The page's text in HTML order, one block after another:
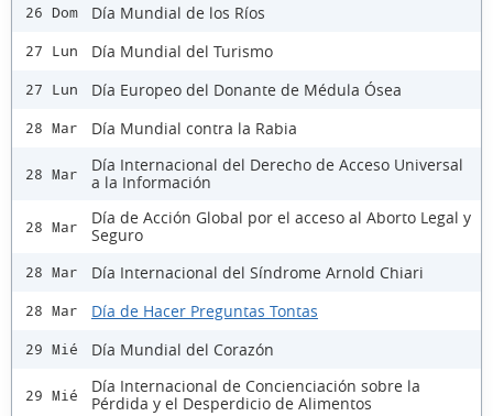
26 Dom Día Mundial de los Ríos
27 Lun Día Mundial del Turismo
27 Lun Día Europeo del Donante de Médula Ósea
28 Mar Día Mundial contra la Rabia
28 Mar
Día Internacional del Derecho de Acceso Universal
a la Información
28 Mar
Día de Acción Global por el acceso al Aborto Legal y
Seguro
28 Mar Día Internacional del Síndrome Arnold Chiari
28 Mar Día de Hacer Preguntas Tontas
29 Mié Día Mundial del Corazón
29 Mié
Día Internacional de Concienciación sobre la
Pérdida y el Desperdicio de Alimentos